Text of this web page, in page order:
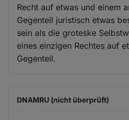
Recht auf etwas und einem
Gegenteil juristisch etwas
sein als die groteske
eines einzigen Rechtes auf
Gegenteil.
DNAMRU (nicht überprüft)